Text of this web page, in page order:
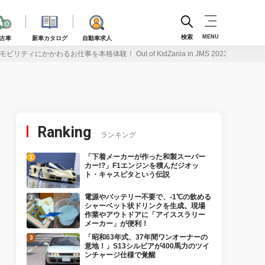
車 新車カタログ 自動車求人 検索 MENU
ビリティにかかわるお仕事を本格体験！ Out of KidZania in JMS 2023
Ranking ランキング
「下着メーカーが作った和製スーパー
カー!?」F1エンジンを積んだジオッ
ト・キャスピタという伝説
電源やバッテリー不要で、-1℃の飲める
シャーベット状ドリンクを生成。現場
作業やアウトドアに「アイススラリー
メーカー」が便利！
「昭和63年式、37年間ワンオーナーの
意地！」S13シルビアが400馬力のツイ
ンチャージ仕様で覚醒